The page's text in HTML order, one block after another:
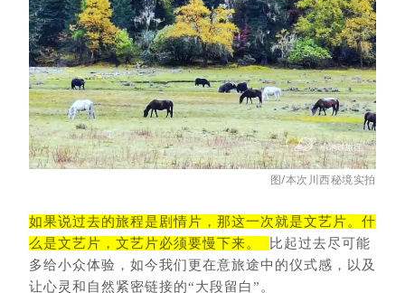
图/本次川西秘境实拍
如果说过去的旅程是剧情片，那这一次就是文艺片。什
么是文艺片，文艺片必须要慢下来。
比起过去尽可能
多给小众体验，如今我们更在意旅途中的仪式感，以及
让心灵和自然紧密链接的“大段留白”。